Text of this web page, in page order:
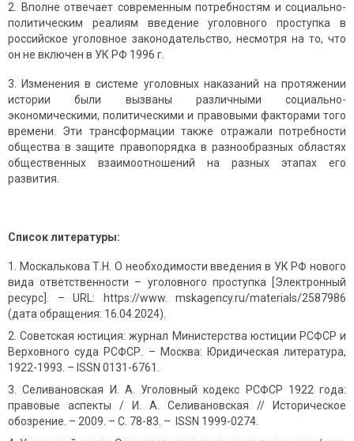
2. Вполне отвечает современным потребностям и социально-
политическим реалиям введение уголовного проступка в
российское уголовное законодательство, несмотря на то, что
он не включен в УК РФ 1996 г.
3. Изменения в системе уголовных наказаний на протяжении
истории были вызваны различными социально-
экономическими, политическими и правовыми факторами того
времени. Эти трансформации также отражали потребности
общества в защите правопорядка в разнообразных областях
общественных взаимоотношений на разных этапах его
развития.
Список литературы:
Москалькова Т.Н. О необходимости введения в УК РФ нового
вида ответственности – уголовного проступка [Электронный
ресурс]. – URL: https://www. mskagency.ru/materials/2587986
(дата обращения: 16.04.2024).
Советская юстиция: журнал Министерства юстиции РСФСР и
Верховного суда РСФСР. – Москва: Юридическая литература,
1922-1993. – ISSN 0131-6761.
Селивановская И. А. Уголовный кодекс РСФСР 1922 года:
правовые аспекты / И. А. Селивановская // Историческое
обозрение. – 2009. – С. 78-83. – ISSN 1999-0274.